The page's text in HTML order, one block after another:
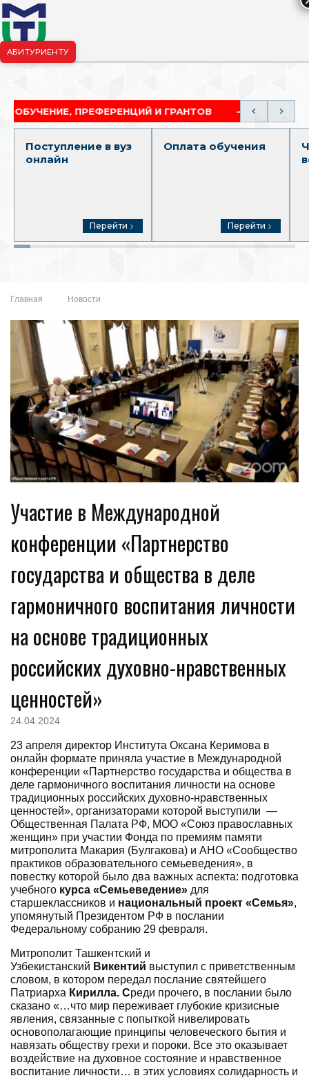
АБИТУРИЕНТУ
ПРЕФЕРЕНЦИЙ И ГРАНТОВ
Поступление в вуз
онлайн
Перейти
Оплата обучения
Перейти
Главная Новости
Участие в Международной
конференции «Партнерство
государства и общества в деле
гармоничного воспитания личности
на основе традиционных
российских духовно-нравственных
ценностей»
24.04.2024
23 апреля директор Института Оксана Керимова в
онлайн формате приняла участие в Международной
конференции «Партнерство государства и общества в
деле гармоничного воспитания личности на основе
традиционных российских духовно-нравственных
ценностей», организаторами которой выступили —
Общественная Палата РФ, МОО «Союз православных
женщин» при участии Фонда по премиям памяти
митрополита Макария (Булгакова) и АНО «Сообщество
практиков образовательного семьеведения», в
повестку которой было два важных аспекта: подготовка
учебного курса «Семьеведение» для
старшеклассников и национальный проект «Семья»,
упомянутый Президентом РФ в послании
Федеральному собранию 29 февраля.
Митрополит Ташкентский и
Узбекистанский Викентий выступил с приветственным
словом, в котором передал послание святейшего
Патриарха Кирилла. Среди прочего, в послании было
сказано «…что мир переживает глубокие кризисные
явления, связанные с попыткой нивелировать
основополагающие принципы человеческого бытия и
навязать обществу грехи и пороки. Все это оказывает
воздействие на духовное состояние и нравственное
воспитание личности… в этих условиях солидарность и